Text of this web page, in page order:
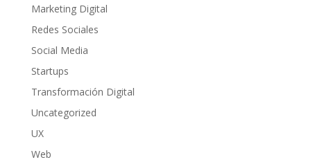
Marketing Digital
Redes Sociales
Social Media
Startups
Transformación Digital
Uncategorized
UX
Web